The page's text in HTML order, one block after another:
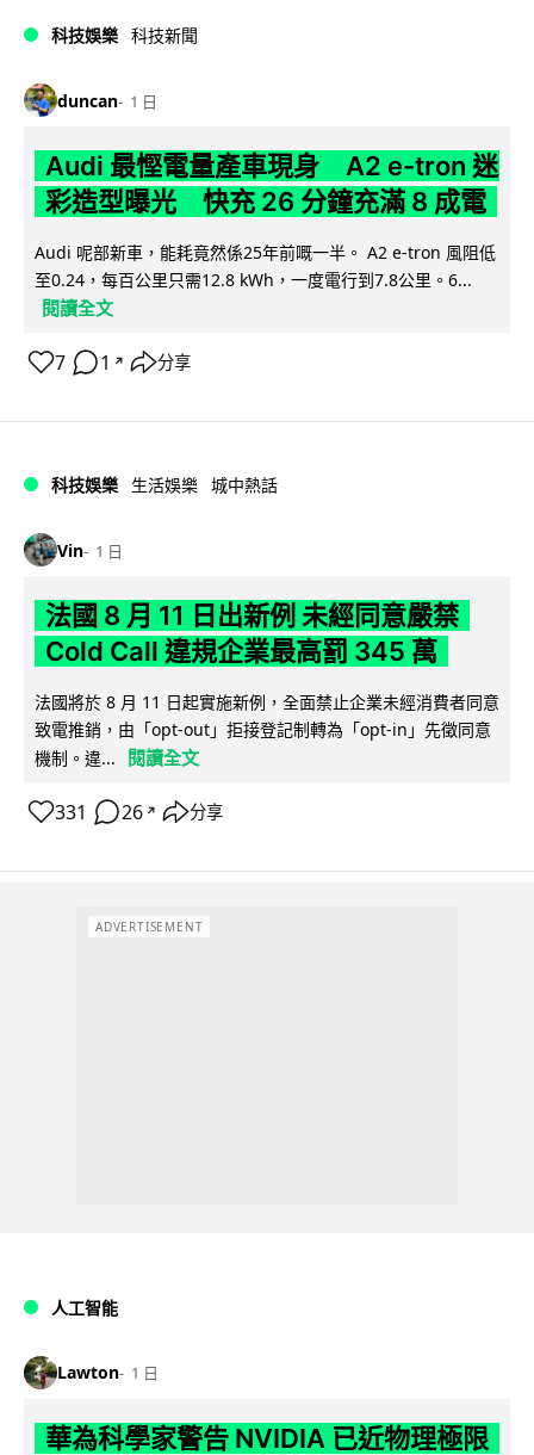
科技娛樂 科技新聞
duncan 1 日
Audi 最慳電量產車現身 A2 e-tron 迷
彩造型曝光 快充 26 分鐘充滿 8 成電
Audi 呢部新車，能耗竟然係25年前嘅一半。 A2 e-tron 風阻低
至0.24，每百公里只需12.8 kWh，一度電行到7.8公里。6...
閱讀全文
7 1 ↗ 分享
科技娛樂 生活娛樂 城中熱話
Vin 1 日
法國 8 月 11 日出新例 未經同意嚴禁
Cold Call 違規企業最高罰 345 萬
法國將於 8 月 11 日起實施新例，全面禁止企業未經消費者同意
致電推銷，由「opt-out」拒接登記制轉為「opt-in」先徵同意
機制。違...
閱讀全文
331 26 ↗ 分享
ADVERTISEMENT
人工智能
Lawton 1 日
華為科學家警告 NVIDIA 已近物理極限